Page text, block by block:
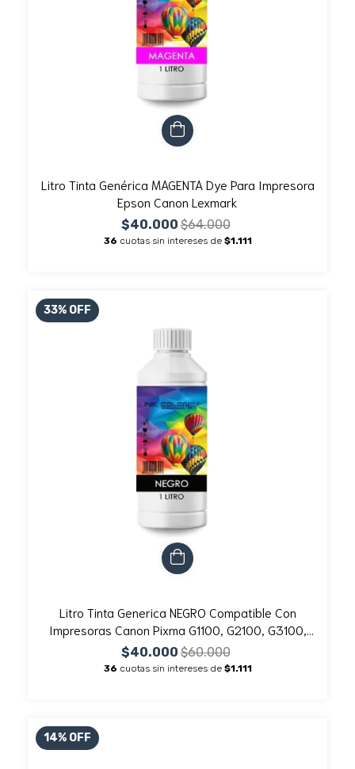
Litro Tinta Genérica MAGENTA Dye Para Impresora
Epson Canon Lexmark
$40.000$64.000
36 cuotas sin intereses de $1.111
33% OFF
Litro Tinta Generica NEGRO Compatible Con
Impresoras Canon Pixma G1100, G2100, G3100,
G4100
$40.000$60.000
36 cuotas sin intereses de $1.111
14% OFF